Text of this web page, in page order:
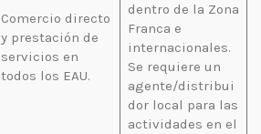
Comercio directo
y prestación de
servicios en
todos los EAU.
dentro de la Zona
Franca e
internacionales.
Se requiere un
agente/distribui
dor local para las
actividades en el